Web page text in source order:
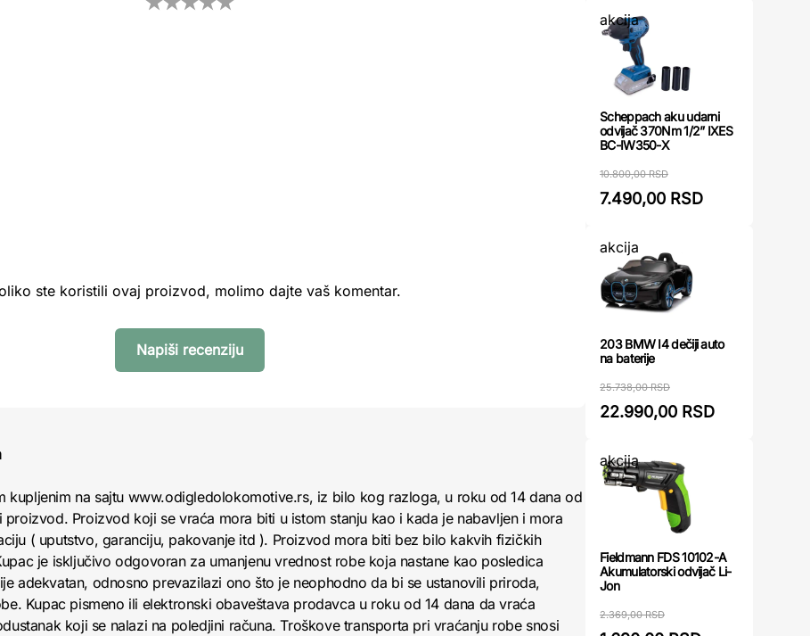
ste koristili ovaj proizvod, molimo dajte vaš komentar.
Napiši recenziju
kupljenim na sajtu www.odigledolokomotive.rs, iz bilo kog razloga, u roku od 14 dana od
Proizvod koji se vraća mora biti u istom stanju kao i kada je nabavljen i mora
( uputstvo, garanciju, pakovanje itd ). Proizvod mora biti bez bilo kakvih fizičkih
je isključivo odgovoran za umanjenu vrednost robe koja nastane kao posledica
adekvatan, odnosno prevazilazi ono što je neophodno da bi se ustanovili priroda,
Kupac pismeno ili elektronski obaveštava prodavca u roku od 14 dana da vraća
koji se nalazi na poledjini računa. Troškove transporta pri vraćanju robe snosi
akcija
Scheppach aku udarni
odvijač 370Nm 1/2” IXES
BC-IW350-X
10.800,00 RSD
7.490,00 RSD
akcija
203 BMW I4 dečiji auto
na baterije
25.738,00 RSD
22.990,00 RSD
akcija
Fieldmann FDS 10102-A
Akumulatorski odvijač Li-
Jon
2.369,00 RSD